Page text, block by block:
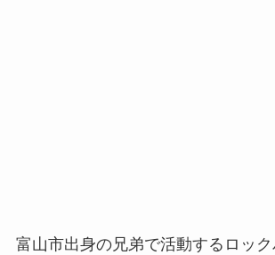
富山市出身の兄弟で活動するロック